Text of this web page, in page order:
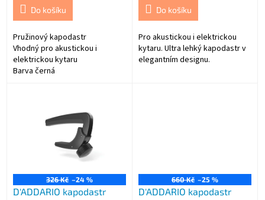
Do košíku
Pružinový kapodastr
Vhodný pro akustickou i
elektrickou kytaru
Barva černá
Do košíku
Pro akustickou i elektrickou
kytaru. Ultra lehký kapodastr v
elegantním designu.
326 Kč –24 %
D'ADDARIO kapodastr
660 Kč –25 %
D'ADDARIO kapodastr